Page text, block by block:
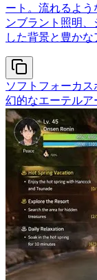
ート。流れるよ
ンブラント照明
した背景と豊かな
ソフトフォーカス
幻的なエーテルア